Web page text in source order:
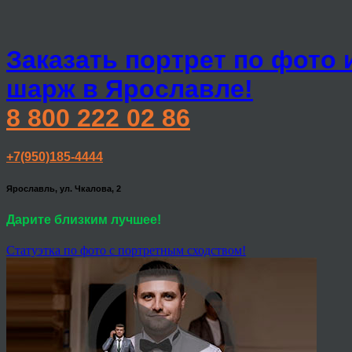
Заказать портрет по фото
шарж в Ярославле!
8 800 222 02 86
+7(950)185-4444
Ярославль, ул. Чкалова, 2
Дарите близким лучшее!
Статуэтка по фото с портретным сходством!